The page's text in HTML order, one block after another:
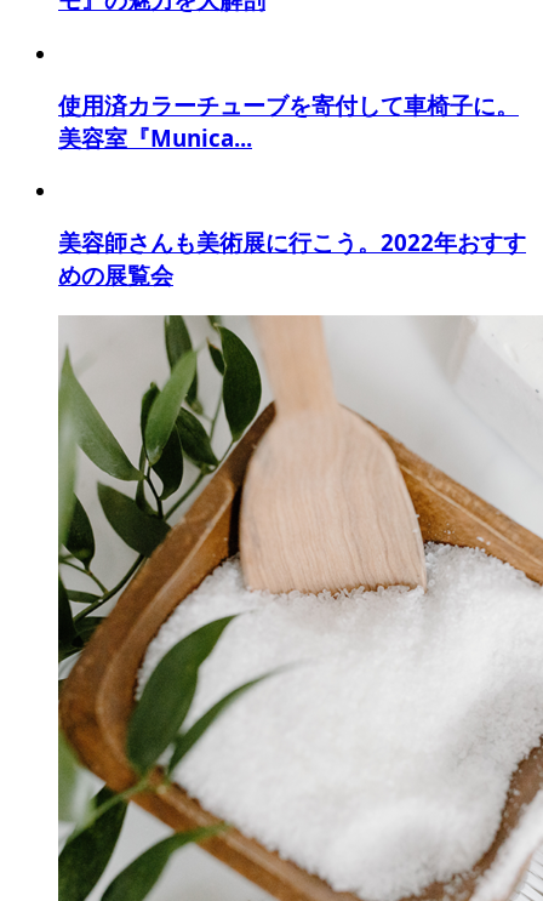
使用済カラーチューブを寄付して車椅子に。
美容室『Munica...
美容師さんも美術展に行こう。2022年おすす
めの展覧会